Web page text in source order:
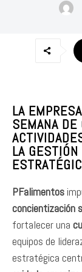
LA
SEMANA DE
LA
PFalimentos
concientización
fortalecer una
equipos de
estratégica